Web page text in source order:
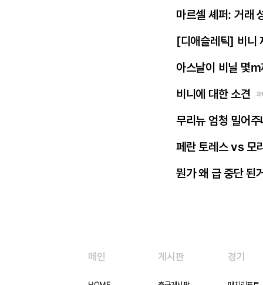
마르셀 셰퍼: 거래
[디애슬레틱] 비니
아스날이 비닐 몇
비니에 대한 소견
무리뉴 엄청 밀어
페란 토레스 vs 모
뭔가 왜 급 중단 된
메인 게시판 경기